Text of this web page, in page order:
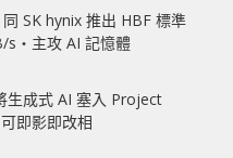
SK hynix 推出 HBF 標準
s‧主攻 AI 記憶體
生成式 AI 塞入 Project
即影即改相